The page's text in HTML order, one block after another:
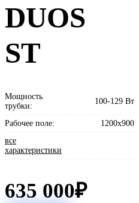
DUOS
ST
Мощность
трубки:
100-129 Вт
Рабочее поле:
1200x900
все
характеристики
635 000